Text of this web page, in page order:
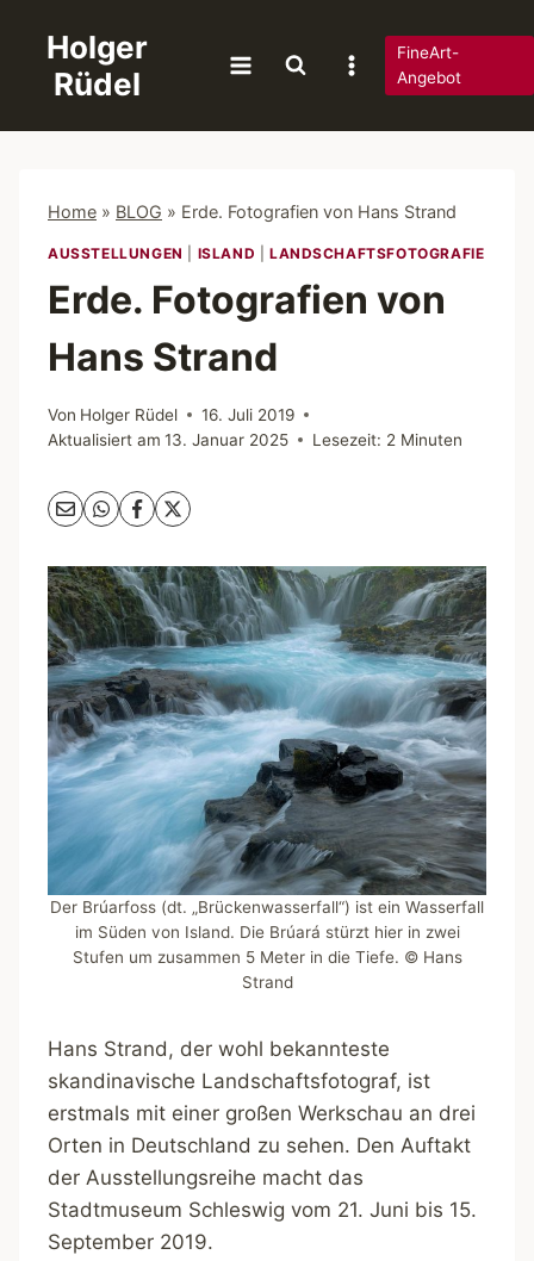
springen
Holger
Rüdel
FineArt-
Angebot
Home » BLOG » Erde. Fotografien von Hans Strand
AUSSTELLUNGEN ISLAND LANDSCHAFTSFOTOGRAFIE
Erde. Fotografien von
Hans Strand
Von Holger Rüdel
16. Juli 2019
Aktualisiert am 13. Januar 2025 Lesezeit: 2 Minuten
Der Brúarfoss (dt. „Brückenwasserfall“) ist ein Wasserfall
im Süden von Island. Die Brúará stürzt hier in zwei
Stufen um zusammen 5 Meter in die Tiefe. © Hans
Strand
Hans Strand, der wohl bekannteste
skandinavische Landschaftsfotograf, ist
erstmals mit einer großen Werkschau an drei
Orten in Deutschland zu sehen. Den Auftakt
der Ausstellungsreihe macht das
Stadtmuseum Schleswig vom 21. Juni bis 15.
September 2019.